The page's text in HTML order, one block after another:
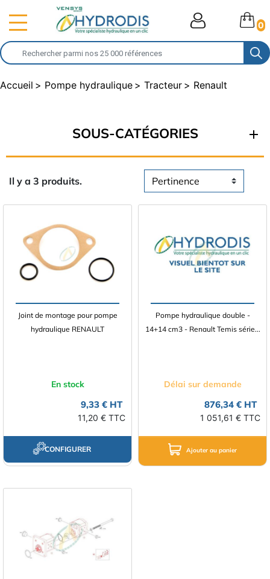
0
Accueil Pompe hydraulique Tracteur Renault
SOUS-CATÉGORIES
Il y a 3 produits.
Joint de montage pour pompe
hydraulique RENAULT
En stock
9,33 € HT
11,20 € TTC
CONFIGURER
Pompe hydraulique double -
14+14 cm3 - Renault Temis série...
Délai sur demande
876,34 € HT
1 051,61 € TTC
Ajouter au panier